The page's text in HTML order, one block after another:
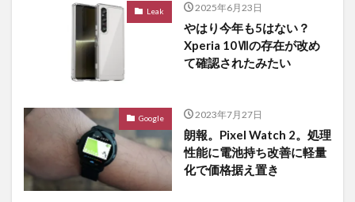
Leak 2025年6月23日
やはり今年も5はない？
Xperia 10Ⅶの存在が改め
て確認されたみたい
Google 2023年7月27日
朗報。Pixel Watch 2。処理
性能に電池持ち改善に軽量
化で価格据え置き